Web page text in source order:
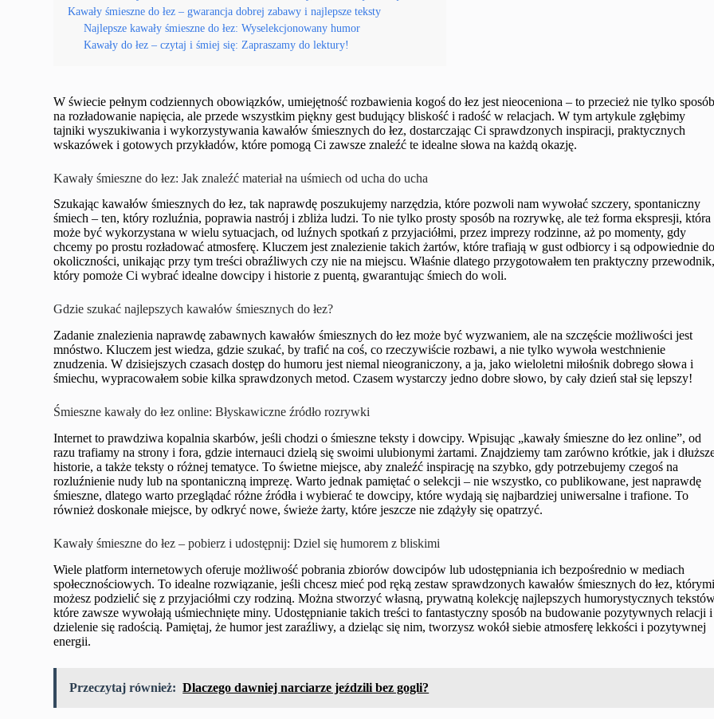
Kawały śmieszne do łez – gwarancja dobrej zabawy i najlepsze teksty
Najlepsze kawały śmieszne do łez: Wyselekcjonowany humor
Kawały do łez – czytaj i śmiej się: Zapraszamy do lektury!
W świecie pełnym codziennych obowiązków, umiejętność rozbawienia kogoś do łez jest nieoceniona – to przecież nie tylko sposób
na rozładowanie napięcia, ale przede wszystkim piękny gest budujący bliskość i radość w relacjach. W tym artykule zgłębimy
tajniki wyszukiwania i wykorzystywania kawałów śmiesznych do łez, dostarczając Ci sprawdzonych inspiracji, praktycznych
wskazówek i gotowych przykładów, które pomogą Ci zawsze znaleźć te idealne słowa na każdą okazję.
Kawały śmieszne do łez: Jak znaleźć materiał na uśmiech od ucha do ucha
Szukając kawałów śmiesznych do łez, tak naprawdę poszukujemy narzędzia, które pozwoli nam wywołać szczery, spontaniczny
śmiech – ten, który rozluźnia, poprawia nastrój i zbliża ludzi. To nie tylko prosty sposób na rozrywkę, ale też forma ekspresji, która
może być wykorzystana w wielu sytuacjach, od luźnych spotkań z przyjaciółmi, przez imprezy rodzinne, aż po momenty, gdy
chcemy po prostu rozładować atmosferę. Kluczem jest znalezienie takich żartów, które trafiają w gust odbiorcy i są odpowiednie do
okoliczności, unikając przy tym treści obraźliwych czy nie na miejscu. Właśnie dlatego przygotowałem ten praktyczny przewodnik,
który pomoże Ci wybrać idealne dowcipy i historie z puentą, gwarantując śmiech do woli.
Gdzie szukać najlepszych kawałów śmiesznych do łez?
Zadanie znalezienia naprawdę zabawnych kawałów śmiesznych do łez może być wyzwaniem, ale na szczęście możliwości jest
mnóstwo. Kluczem jest wiedza, gdzie szukać, by trafić na coś, co rzeczywiście rozbawi, a nie tylko wywoła westchnienie
znudzenia. W dzisiejszych czasach dostęp do humoru jest niemal nieograniczony, a ja, jako wieloletni miłośnik dobrego słowa i
śmiechu, wypracowałem sobie kilka sprawdzonych metod. Czasem wystarczy jedno dobre słowo, by cały dzień stał się lepszy!
Śmieszne kawały do łez online: Błyskawiczne źródło rozrywki
Internet to prawdziwa kopalnia skarbów, jeśli chodzi o śmieszne teksty i dowcipy. Wpisując „kawały śmieszne do łez online”, od
razu trafiamy na strony i fora, gdzie internauci dzielą się swoimi ulubionymi żartami. Znajdziemy tam zarówno krótkie, jak i
historie, a także teksty o różnej tematyce. To świetne miejsce, aby znaleźć inspirację na szybko, gdy potrzebujemy czegoś na
rozluźnienie nudy lub na spontaniczną imprezę. Warto jednak pamiętać o selekcji – nie wszystko, co publikowane, jest naprawdę
śmieszne, dlatego warto przeglądać różne źródła i wybierać te dowcipy, które wydają się najbardziej uniwersalne i trafione. To
również doskonałe miejsce, by odkryć nowe, świeże żarty, które jeszcze nie zdążyły się opatrzyć.
Kawały śmieszne do łez – pobierz i udostępnij: Dziel się humorem z bliskimi
Wiele platform internetowych oferuje możliwość pobrania zbiorów dowcipów lub udostępniania ich bezpośrednio w mediach
społecznościowych. To idealne rozwiązanie, jeśli chcesz mieć pod ręką zestaw sprawdzonych kawałów śmiesznych do łez, którymi
możesz podzielić się z przyjaciółmi czy rodziną. Można stworzyć własną, prywatną kolekcję najlepszych humorystycznych
które zawsze wywołają uśmiechnięte miny. Udostępnianie takich treści to fantastyczny sposób na budowanie pozytywnych relacji i
dzielenie się radością. Pamiętaj, że humor jest zaraźliwy, a dzieląc się nim, tworzysz wokół siebie atmosferę lekkości i pozytywnej
energii.
Przeczytaj również: Dlaczego dawniej narciarze jeździli bez gogli?